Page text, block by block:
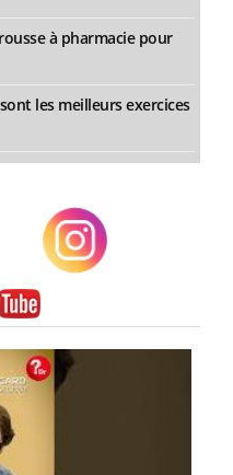
à pharmacie pour
les meilleurs exercices